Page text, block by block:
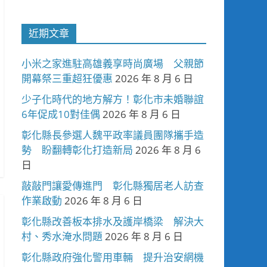
近期文章
小米之家進駐高雄義享時尚廣場 父親節
開幕祭三重超狂優惠 2026 年 8 月 6 日
少子化時代的地方解方！彰化市未婚聯誼
6年促成10對佳偶 2026 年 8 月 6 日
彰化縣長參選人魏平政率議員團隊攜手造
勢 盼翻轉彰化打造新局 2026 年 8 月 6
日
敲敲門讓愛傳進門 彰化縣獨居老人訪查
作業啟動 2026 年 8 月 6 日
彰化縣改善板本排水及護岸橋梁 解決大
村、秀水淹水問題 2026 年 8 月 6 日
彰化縣政府強化警用車輛 提升治安網機